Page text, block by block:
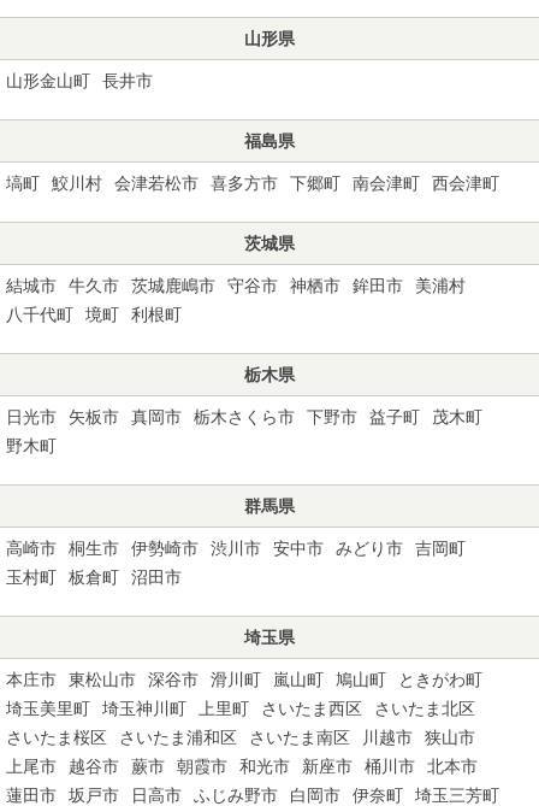
山形県
山形金山町 長井市
福島県
塙町 鮫川村 会津若松市 喜多方市 下郷町 南会津町 西会津町
茨城県
結城市 牛久市 茨城鹿嶋市 守谷市 神栖市 鉾田市
美浦村
八千代町
境町 利根町
栃木県
日光市 矢板市 真岡市 栃木さくら市 下野市 益子町
茂木町
野木町
群馬県
高崎市 桐生市 伊勢崎市 渋川市 安中市 みどり市
吉岡町
玉村町
板倉町 沼田市
埼玉県
本庄市 東松山市 深谷市 滑川町 嵐山町 鳩山町
ときがわ町
埼玉美里町
埼玉神川町 上里町 さいたま西区
さいたま北区
さいたま桜区
さいたま浦和区 さいたま南区 川越市
狭山市
上尾市
越谷市 蕨市 朝霞市 和光市 新座市 桶川市
北本市
蓮田市
坂戸市 日高市 ふじみ野市 白岡市 伊奈町
埼玉三芳町